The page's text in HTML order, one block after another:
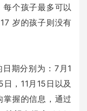
个孩子最多可以
岁的孩子则没有
期分别为：7月1
，11月15日以及
掌握的信息，通过